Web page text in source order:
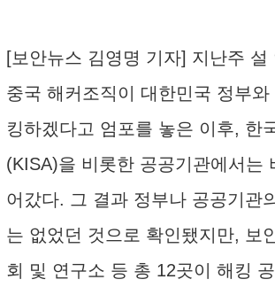
[보안뉴스 김영명 기자] 지난주 설
중국 해커조직이 대한민국 정부와
킹하겠다고 엄포를 놓은 이후, 한
(KISA)을 비롯한 공공기관에서는
어갔다. 그 결과 정부나 공공기관
는 없었던 것으로 확인됐지만, 보
회 및 연구소 등 총 12곳이 해킹